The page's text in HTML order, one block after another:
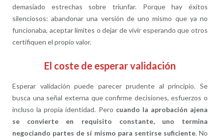
demasiado estrechas sobre triunfar. Porque hay éxitos
silenciosos: abandonar una versión de uno mismo que ya no
funcionaba, aceptar límites o dejar de vivir esperando que otros
certifiquen el propio valor.
El coste de esperar validación
Esperar validación puede parecer prudente al principio. Se
busca una señal externa que confirme decisiones, esfuerzos o
incluso la propia identidad. Pero cuando la aprobación ajena
se convierte en requisito constante, uno termina
negociando partes de sí mismo para sentirse suficiente. No